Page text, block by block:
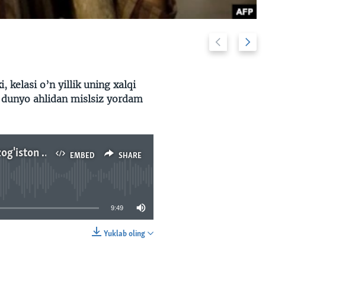
Previous
slide
Next
slide
kelasi o’n yillik uning xalqi
ahlidan mislsiz yordam
EMBED SHARE
O'zbekiston - Qozog'iston - Afg'oniston - BMTdagi nutqlar 2013/Navbahor Imamova
9:49
Yuklab oling